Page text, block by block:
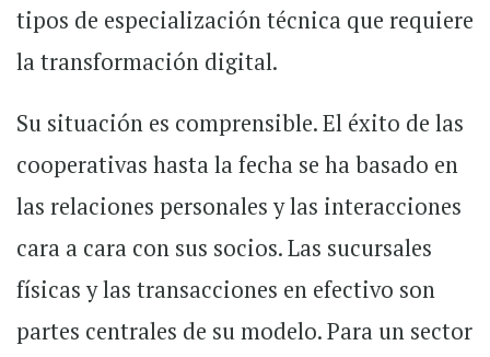
tipos de especialización técnica que requiere
la transformación digital.
Su situación es comprensible. El éxito de las
cooperativas hasta la fecha se ha basado en
las relaciones personales y las interacciones
cara a cara con sus socios. Las sucursales
físicas y las transacciones en efectivo son
partes centrales de su modelo. Para un sector